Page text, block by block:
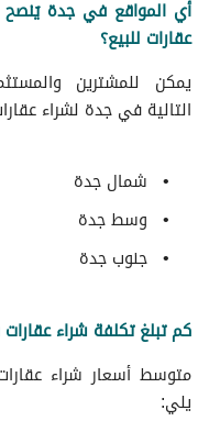
عقارات مجددة للبيع في جدة
عقارات جاهزة للبيع في جدة
أي المواقع في جدة يُنصح
عقارات للبيع؟
يمكن للمشترين
التالية في جدة لشراء
شمال جدة
وسط جدة
جنوب جدة
كم تبلغ تكلفة شراء
متوسط ​​أسعار شراء
يلي: